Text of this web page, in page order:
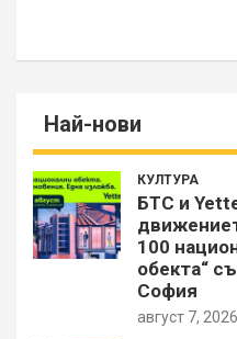
Най-нови
КУЛТУРА
БТС и
100
обекта“
София
август 7, 2026